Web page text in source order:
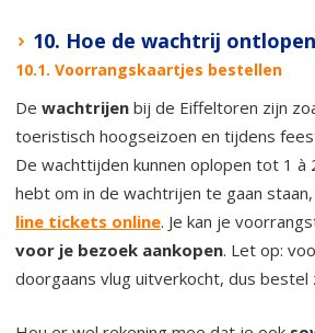
10. Hoe de wachtrij
10.1. Voorrangskaartjes bestellen
De wachtrijen bij de Eiffeltoren zijn
toeristisch hoogseizoen en tijdens
De wachttijden kunnen oplopen tot 1 à
hebt om in de wachtrijen te gaan
line tickets online. Je kan je
voor je bezoek aankopen. Let op:
doorgaans vlug uitverkocht, dus bestel